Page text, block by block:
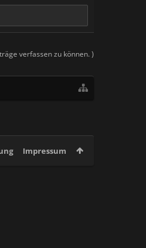
verfassen zu können. )
Impressum